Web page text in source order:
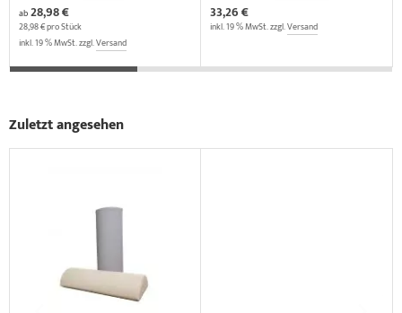
ab28,98 €
28,98 € pro Stück
inkl. 19 % MwSt. zzgl.Versand
33,26 €
inkl. 19 % MwSt. zzgl.Versand
Zuletzt angesehen